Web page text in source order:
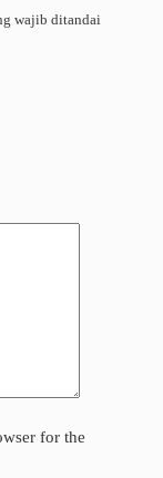
wajib ditandai
for the